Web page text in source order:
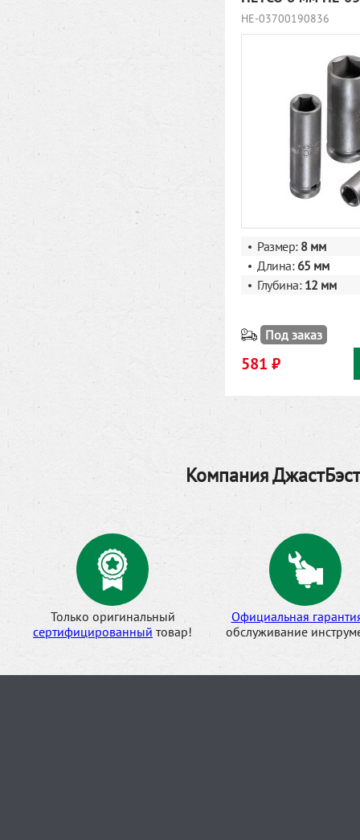
HE-03700190836
Размер: 8 мм
Длина: 65 мм
Глубина:12 мм
Под заказ
581 ₽
Компания
Только оригинальный
сертифицированный товар!
Официальная
обслуживание